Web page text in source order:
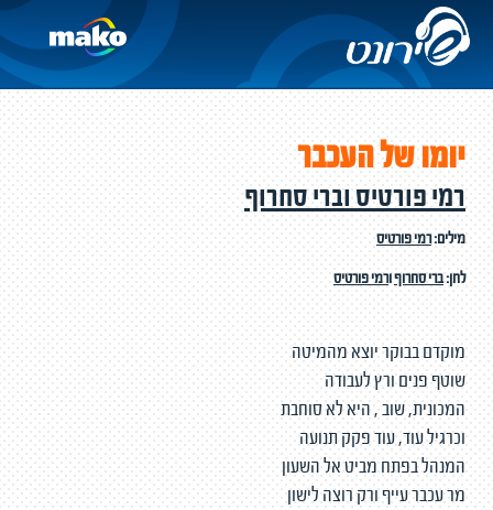
יומו של העכבר
רמי פורטיס וברי סחרוף
מילים:רמי פורטיס
לחן:ברי סחרוףורמי פורטיס
מוקדם בבוקר יוצא מהמיטה
שוטף פנים ורץ לעבודה
המכונית, שוב , היא לא סוחבת
וכרגיל עוד, עוד פקק תנועה
המנהל בפתח מביט אל השעון
מר עכבר עייף ורק רוצה לישון